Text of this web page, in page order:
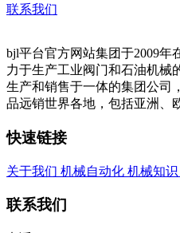
联系我们
bjl平台官方网站集团于2009年
力于生产工业阀门和石油机械
生产和销售于一体的集团公司
品远销世界各地，包括亚洲、
快速链接
关于我们 机械自动化 机械知识
联系我们